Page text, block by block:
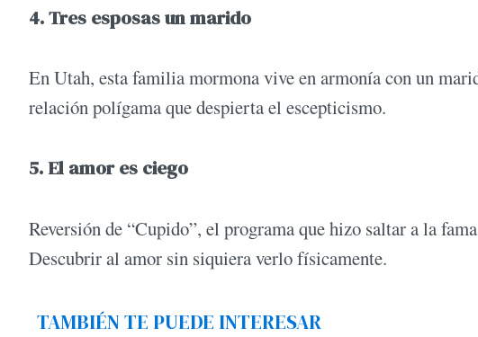
4. Tres esposas un marido
En Utah, esta familia mormona vive en armonía con un
relación polígama que despierta el escepticismo.
5. El amor es ciego
Reversión de “Cupido”, el programa que hizo saltar a la
Descubrir al amor sin siquiera verlo físicamente.
TAMBIÉN TE PUEDE INTERESAR